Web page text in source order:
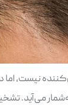
نیست، اما
می‌آید.